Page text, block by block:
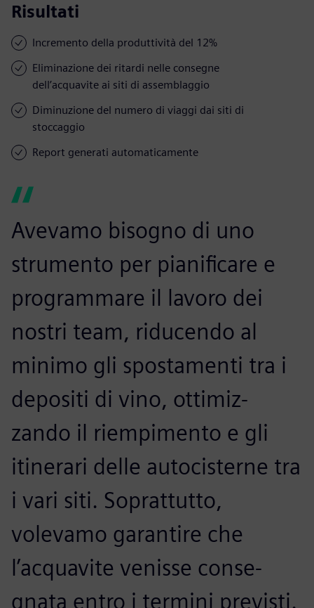
Risultati
Incremento della produttività del 12%
Eliminazione dei ritardi nelle consegne
dell’acquavite ai siti di assemblaggio
Diminuzione del numero di viaggi dai siti di
stoccaggio
Report generati automaticamente
Avevamo bisogno di uno
strumento per pianificare e
programmare il lavoro dei
nostri team, riducendo al
minimo gli spostamenti tra i
depositi di vino, ottimiz-
zando il riempimento e gli
itinerari delle autocisterne tra
i vari siti. Soprattutto,
volevamo garantire che
l’acquavite venisse conse-
gnata entro i termini previsti.